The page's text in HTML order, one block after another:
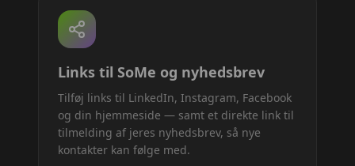
Links til SoMe og nyhedsbrev
Tilføj links til LinkedIn, Instagram, Facebook
og din hjemmeside — samt et direkte link til
tilmelding af jeres nyhedsbrev, så nye
kontakter kan følge med.